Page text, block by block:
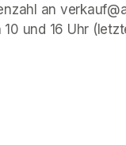
an
und 16 Uhr